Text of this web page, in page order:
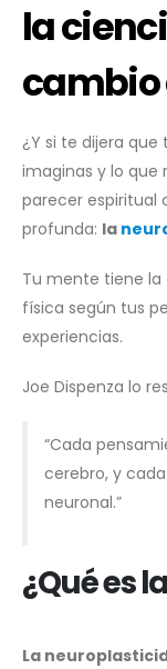
la
¿Y si te dijera
imaginas y lo que
parecer espiritual
profunda: la
Tu mente tiene
física según tus
experiencias.
Joe Dispenza lo
“Cada
cerebro, y
neuronal.”
¿Qué es
La